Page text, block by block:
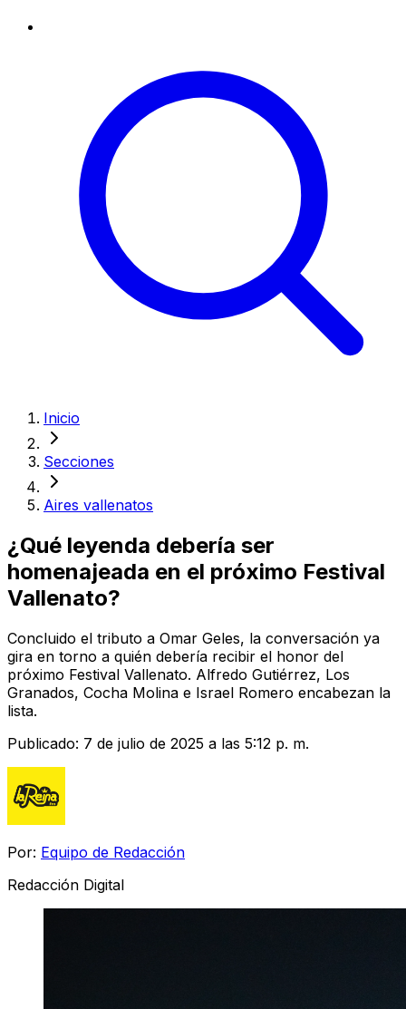
Inicio
Secciones
Aires vallenatos
¿Qué leyenda debería ser
homenajeada en el próximo Festival
Vallenato?
Concluido el tributo a Omar Geles, la conversación ya
gira en torno a quién debería recibir el honor del
próximo Festival Vallenato. Alfredo Gutiérrez, Los
Granados, Cocha Molina e Israel Romero encabezan la
lista.
Publicado: 7 de julio de 2025 a las 5:12 p. m.
Por: Equipo de Redacción
Redacción Digital